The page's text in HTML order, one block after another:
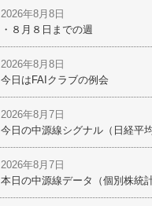
・８月８日までの週
2026年8月8日
今日はFAIクラブの例会
2026年8月8日
今日の中源線シグナル（日経平均
2026年8月7日
本日の中源線データ（個別株統計
2026年8月7日